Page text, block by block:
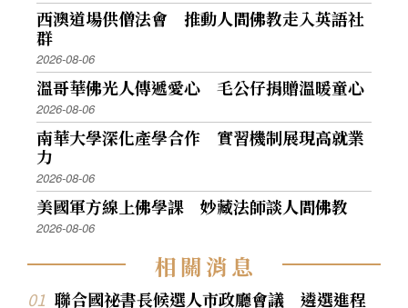
西澳道場供僧法會 推動人間佛教走入英語社
群
2026-08-06
溫哥華佛光人傳遞愛心 毛公仔捐贈溫暖童心
2026-08-06
南華大學深化產學合作 實習機制展現高就業
力
2026-08-06
美國軍方線上佛學課 妙藏法師談人間佛教
2026-08-06
相關消息
聯合國祕書長候選人市政廳會議 遴選進程